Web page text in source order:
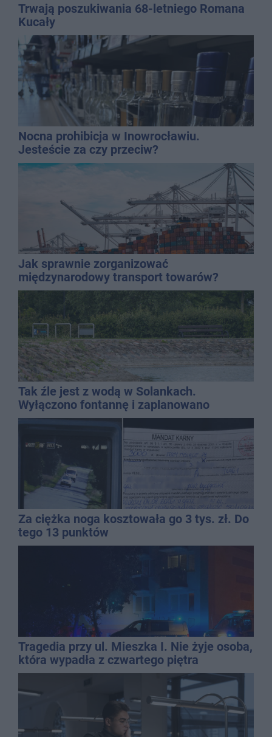
Trwają poszukiwania 68-letniego Romana
Kucały
Nocna prohibicja w Inowrocławiu.
Jesteście za czy przeciw?
Jak sprawnie zorganizować
międzynarodowy transport towarów?
Tak źle jest z wodą w Solankach.
Wyłączono fontannę i zaplanowano
dolewkę
Za ciężka noga kosztowała go 3 tys. zł. Do
tego 13 punktów
Tragedia przy ul. Mieszka I. Nie żyje osoba,
która wypadła z czwartego piętra